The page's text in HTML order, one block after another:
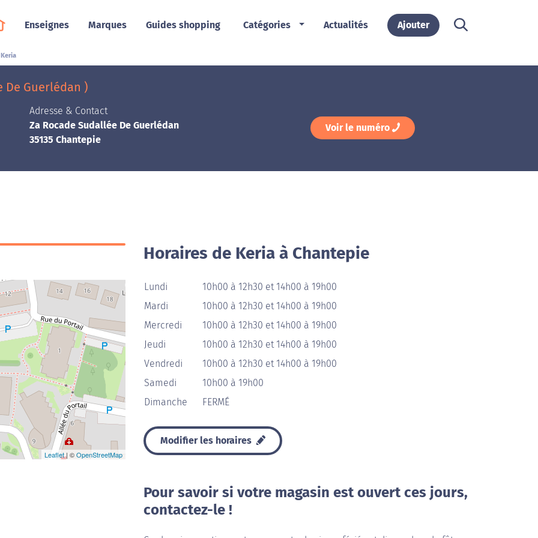
Enseignes Marques Guides shopping Catégories Actualités Ajouter
Keria
De Guerlédan )
Adresse & Contact
Za Rocade Sudallée De Guerlédan
35135 Chantepie
Voir le numéro
Leaflet| ©OpenStreetMap
Horaires de Keria à Chantepie
Lundi
10h00 à 12h30 et 14h00 à 19h00
Mardi
10h00 à 12h30 et 14h00 à 19h00
Mercredi
10h00 à 12h30 et 14h00 à 19h00
Jeudi
10h00 à 12h30 et 14h00 à 19h00
Vendredi
10h00 à 12h30 et 14h00 à 19h00
Samedi
10h00 à 19h00
Dimanche
FERMÉ
Modifier les horaires
Pour savoir si votre magasin est ouvert ces jours,
contactez-le !